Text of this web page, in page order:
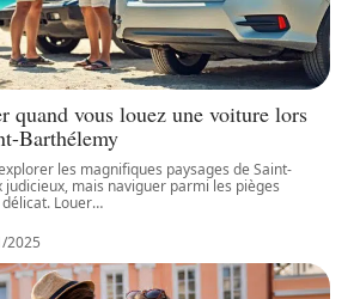
quand vous louez une voiture lors
Barthélemy
les magnifiques paysages de Saint-
mais naviguer parmi les pièges
Louer…
2025